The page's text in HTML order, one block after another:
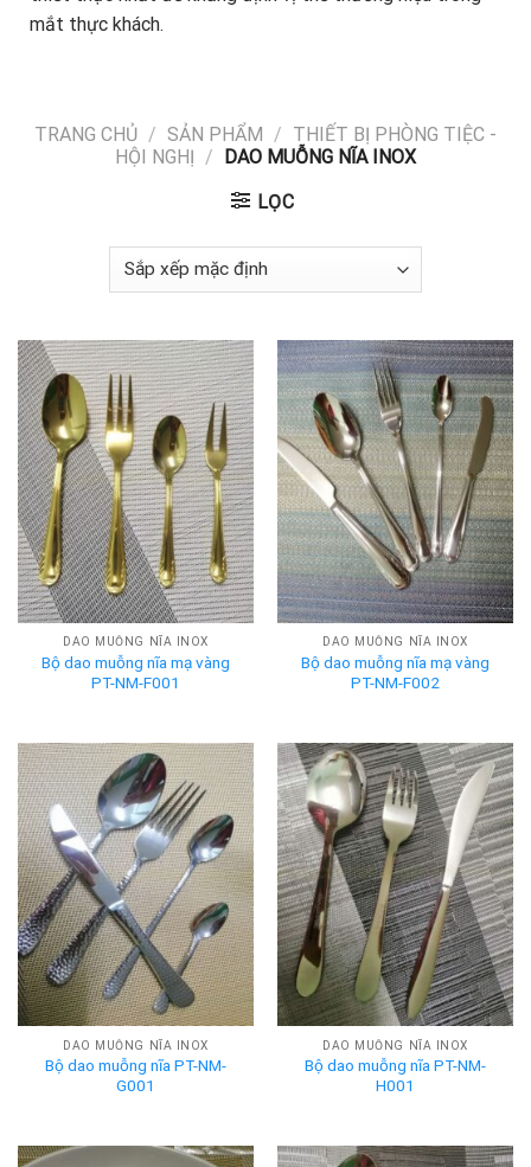
mắt thực khách.
TRANG CHỦ / SẢN PHẨM / THIẾT BỊ PHÒNG TIỆC -
HỘI NGHỊ / DAO MUỖNG NĨA INOX
LỌC
DAO MUỖNG NĨA INOX
Bộ dao muỗng nĩa mạ vàng
PT-NM-F001
DAO MUỖNG NĨA INOX
Bộ dao muỗng nĩa mạ vàng
PT-NM-F002
DAO MUỖNG NĨA INOX
Bộ dao muỗng nĩa PT-NM-
G001
DAO MUỖNG NĨA INOX
Bộ dao muỗng nĩa PT-NM-
H001